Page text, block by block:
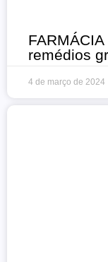
remédios
4 de março de 2024